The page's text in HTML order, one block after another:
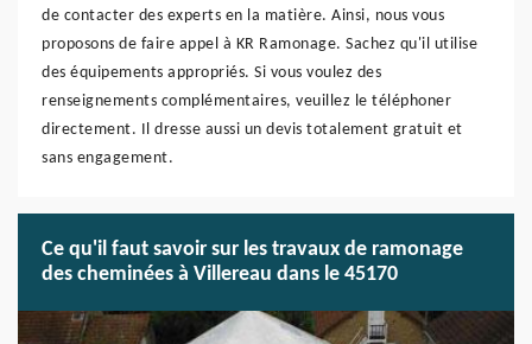
de contacter des experts en la matière. Ainsi, nous vous
proposons de faire appel à KR Ramonage. Sachez qu'il utilise
des équipements appropriés. Si vous voulez des
renseignements complémentaires, veuillez le téléphoner
directement. Il dresse aussi un devis totalement gratuit et
sans engagement.
Ce qu'il faut savoir sur les travaux de ramonage
des cheminées à Villereau dans le 45170